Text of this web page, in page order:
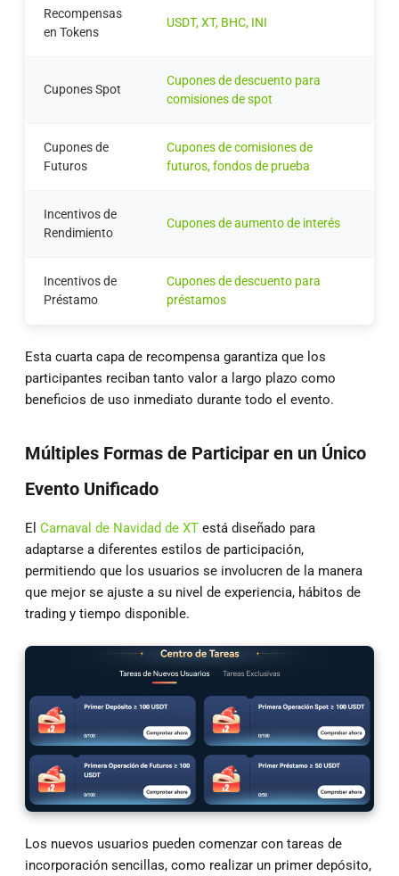
Recompensas
en Tokens
USDT, XT, BHC, INI
Cupones Spot
Cupones de descuento para
comisiones de spot
Cupones de
Futuros
Cupones de comisiones de
futuros, fondos de prueba
Incentivos de
Rendimiento
Cupones de aumento de interés
Incentivos de
Préstamo
Cupones de descuento para
préstamos
Esta cuarta capa de recompensa garantiza que los
participantes reciban tanto valor a largo plazo como
beneficios de uso inmediato durante todo el evento.
Múltiples Formas de Participar en un Único
Evento Unificado
El Carnaval de Navidad de XT está diseñado para
adaptarse a diferentes estilos de participación,
permitiendo que los usuarios se involucren de la manera
que mejor se ajuste a su nivel de experiencia, hábitos de
trading y tiempo disponible.
Los nuevos usuarios pueden comenzar con tareas de
incorporación sencillas, como realizar un primer depósito,